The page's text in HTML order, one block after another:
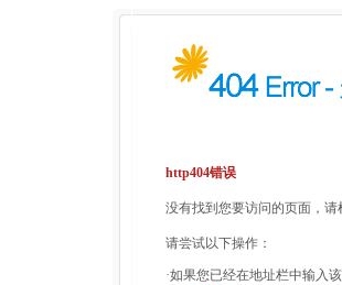
http404错误
没有找到您要访问的页面，
请尝试以下操作：
·如果您已经在地址栏中输入